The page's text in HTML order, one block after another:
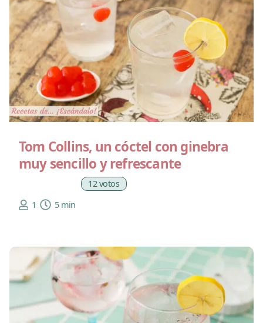
Tom Collins, un cóctel con ginebra
muy sencillo y refrescante
12 votos
1
5 min